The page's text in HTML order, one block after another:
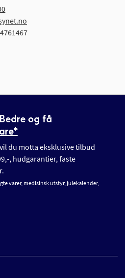
og få
du motta eksklusive tilbud
, hudgarantier, faste
varer, medisinsk utstyr, julekalender,